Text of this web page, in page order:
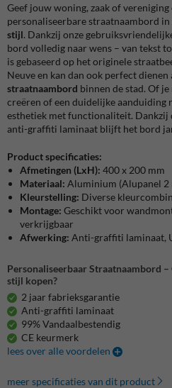
Geef jouw woning, zaak of
personaliseerbare straatnaambord in
stijl. Dankzij onze
bord volledig naar wens – van tekst
is gebaseerd op het originele
Neuve en kan dan ook perfect dienen
straatnaambord binnen de stad. Of
creëren of een duidelijke
esthetiek met functionaliteit. Dankzij
anti-graffiti laminaat blijft het bord
Product specificaties:
Afmetingen (LxH): 400 x 200 mm
Materiaal: Aluminium (Alupanel 2
Kleurstelling: Diverse
Montage: Geschikt voor
verkrijgbaar
Afwerking: Anti-graffiti laminaat,
Personaliseerbaar Straatnaambord
stijl kopen?
2 jaar fabrieksgarantie
Anti-graffiti laminaat
99% Vandaalbestendig
CE keurmerk
lees over alle voordelen
meer specificaties van dit product